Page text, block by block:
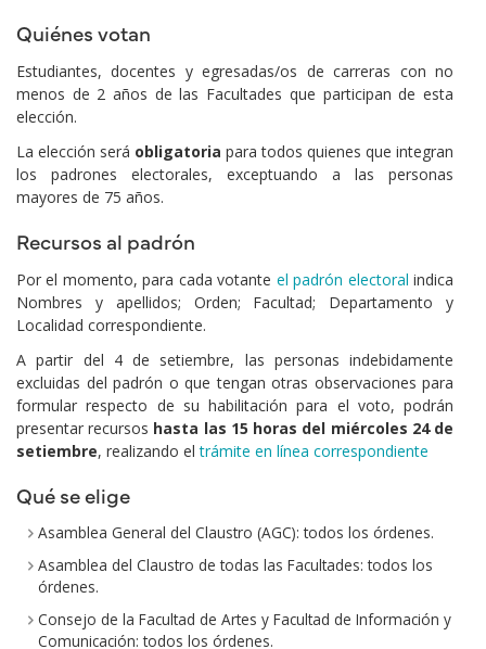
Quiénes votan
Estudiantes, docentes y egresadas/os de carreras con no
menos de 2 años de las Facultades que participan de esta
elección.
La elección será obligatoria para todos quienes que integran
los padrones electorales, exceptuando a las personas
mayores de 75 años.
Recursos al padrón
Por el momento, para cada votante el padrón electoral indica
Nombres y apellidos; Orden; Facultad; Departamento y
Localidad correspondiente.
A partir del 4 de setiembre, las personas indebidamente
excluidas del padrón o que tengan otras observaciones para
formular respecto de su habilitación para el voto, podrán
presentar recursos hasta las 15 horas del miércoles 24 de
setiembre, realizando el trámite en línea correspondiente
Qué se elige
Asamblea General del Claustro (AGC): todos los órdenes.
Asamblea del Claustro de todas las Facultades: todos los
órdenes.
Consejo de la Facultad de Artes y Facultad de Información y
Comunicación: todos los órdenes.